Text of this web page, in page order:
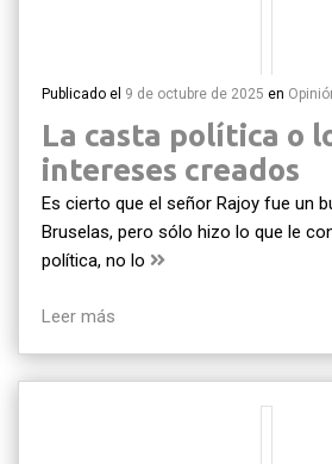
Publicado el 9 de octubre de 2025 en
La casta política o
intereses creados
Es cierto que el señor Rajoy fue un
Bruselas, pero sólo hizo lo que le
política, no lo
Leer más